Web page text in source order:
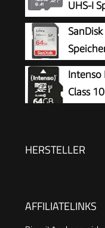
Technologie,
UHS-I
(Für
Class 10, U1,
Mittelklasse, Full
140 MB/s
Intenso
Class
HERSTELLER
AFFILIATELINKS